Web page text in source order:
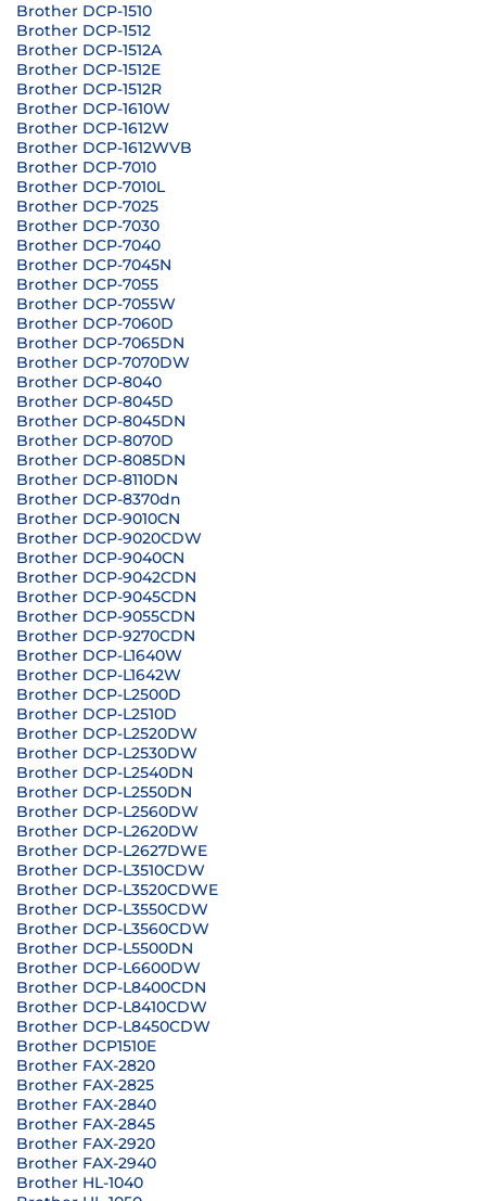
Brother DCP-1510
Brother DCP-1512
Brother DCP-1512A
Brother DCP-1512E
Brother DCP-1512R
Brother DCP-1610W
Brother DCP-1612W
Brother DCP-1612WVB
Brother DCP-7010
Brother DCP-7010L
Brother DCP-7025
Brother DCP-7030
Brother DCP-7040
Brother DCP-7045N
Brother DCP-7055
Brother DCP-7055W
Brother DCP-7060D
Brother DCP-7065DN
Brother DCP-7070DW
Brother DCP-8040
Brother DCP-8045D
Brother DCP-8045DN
Brother DCP-8070D
Brother DCP-8085DN
Brother DCP-8110DN
Brother DCP-8370dn
Brother DCP-9010CN
Brother DCP-9020CDW
Brother DCP-9040CN
Brother DCP-9042CDN
Brother DCP-9045CDN
Brother DCP-9055CDN
Brother DCP-9270CDN
Brother DCP-L1640W
Brother DCP-L1642W
Brother DCP-L2500D
Brother DCP-L2510D
Brother DCP-L2520DW
Brother DCP-L2530DW
Brother DCP-L2540DN
Brother DCP-L2550DN
Brother DCP-L2560DW
Brother DCP-L2620DW
Brother DCP-L2627DWE
Brother DCP-L3510CDW
Brother DCP-L3520CDWE
Brother DCP-L3550CDW
Brother DCP-L3560CDW
Brother DCP-L5500DN
Brother DCP-L6600DW
Brother DCP-L8400CDN
Brother DCP-L8410CDW
Brother DCP-L8450CDW
Brother DCP1510E
Brother FAX-2820
Brother FAX-2825
Brother FAX-2840
Brother FAX-2845
Brother FAX-2920
Brother FAX-2940
Brother HL-1040